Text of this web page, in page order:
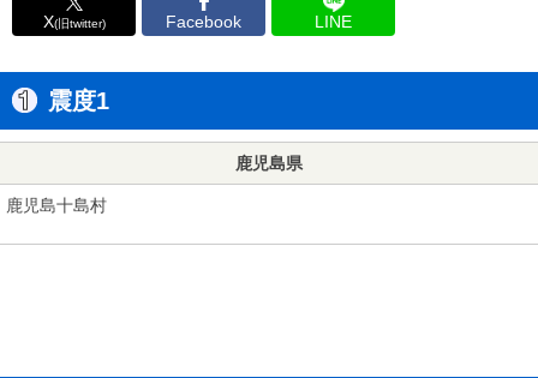
X(旧twitter) Facebook LINE
震度1
鹿児島県
鹿児島十島村